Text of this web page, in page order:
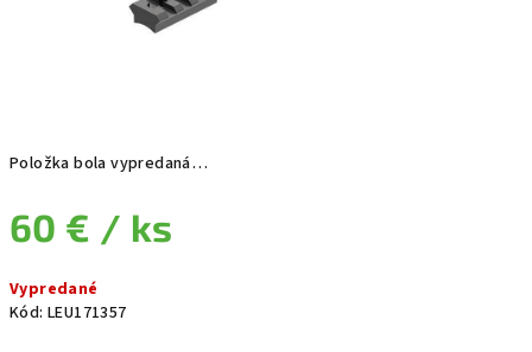
Položka bola vypredaná…
60 € / ks
Vypredané
Kód: LEU171357